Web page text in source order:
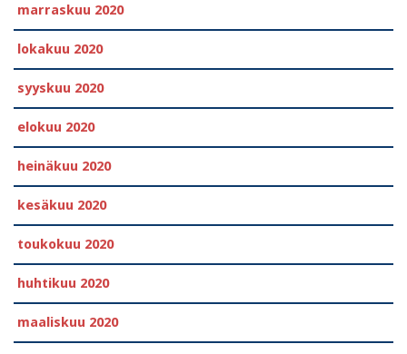
marraskuu 2020
lokakuu 2020
syyskuu 2020
elokuu 2020
heinäkuu 2020
kesäkuu 2020
toukokuu 2020
huhtikuu 2020
maaliskuu 2020